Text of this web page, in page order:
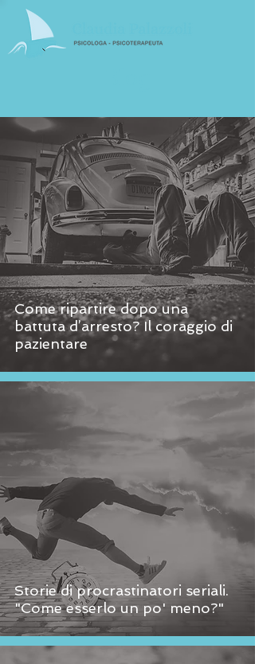
Come ripartire dopo una
battuta d’arresto? Il coraggio di
pazientare
Storie di procrastinatori seriali.
"Come esserlo un po' meno?"